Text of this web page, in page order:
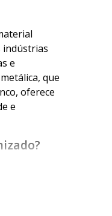
indústrias
e
que
oferece
e
através
de